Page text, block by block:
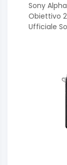
Sony
Obiettivo
Ufficiale